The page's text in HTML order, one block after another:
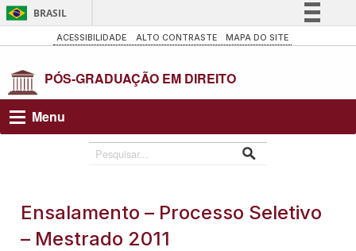
BRASIL
Simplifique!
Participe
Legislação
Canais
ACESSIBILIDADE ALTO CONTRASTE MAPA DO SITE
Menu
Ensalamento – Processo Seletivo
– Mestrado 2011